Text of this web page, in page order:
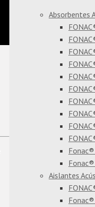
Absorbentes
Aislantes